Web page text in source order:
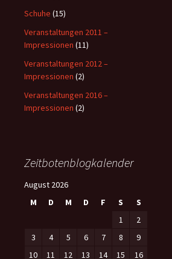
Schuhe (15)
Veranstaltungen 2011 –
Impressionen (11)
Veranstaltungen 2012 –
Impressionen (2)
Veranstaltungen 2016 –
Impressionen (2)
Zeitbotenblogkalender
August 2026
M
D M D F S
S
1
2
3
4 5 6 7 8
9
10
11 12 13 14 15
16